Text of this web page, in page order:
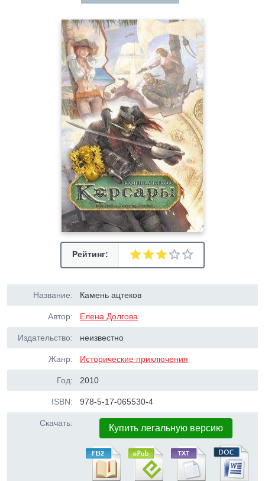
Рейтинг:
Название: Камень ацтеков
Автор: Елена Долгова
Издательство: неизвестно
Жанр: Исторические приключения
Год: 2010
ISBN: 978-5-17-065530-4
Скачать: Купить легальную версию